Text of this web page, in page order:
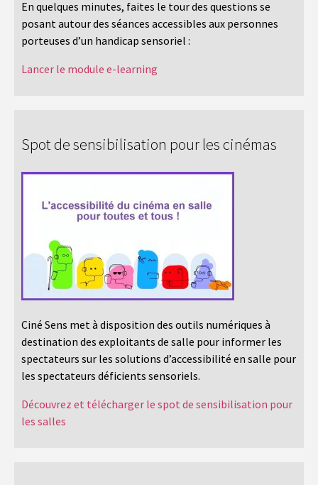
En quelques minutes, faites le tour des questions se
posant autour des séances accessibles aux personnes
porteuses d’un handicap sensoriel :
Lancer le module e-learning
Spot de sensibilisation pour les cinémas
Ciné Sens met à disposition des outils numériques à
destination des exploitants de salle pour informer les
spectateurs sur les solutions d’accessibilité en salle pour
les spectateurs déficients sensoriels.
Découvrez et télécharger le spot de sensibilisation pour
les salles